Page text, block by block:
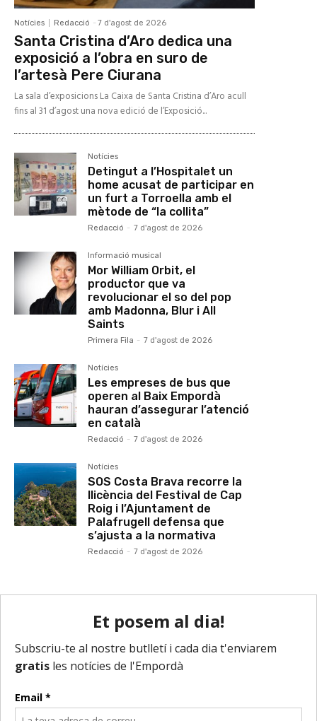
Notícies Redacció - 7 d'agost de 2026
Santa Cristina d’Aro dedica una
exposició a l’obra en suro de
l’artesà Pere Ciurana
La sala d’exposicions La Caixa de Santa Cristina d’Aro acull
fins al 31 d’agost una nova edició de l’Exposició...
Notícies
Detingut a l’Hospitalet un
home acusat de participar en
un furt a Torroella amb el
mètode de “la collita”
Redacció - 7 d'agost de 2026
Informació musical
Mor William Orbit, el
productor que va
revolucionar el so del pop
amb Madonna, Blur i All
Saints
Primera Fila - 7 d'agost de 2026
Notícies
Les empreses de bus que
operen al Baix Empordà
hauran d’assegurar l’atenció
en català
Redacció - 7 d'agost de 2026
Notícies
SOS Costa Brava recorre la
llicència del Festival de Cap
Roig i l’Ajuntament de
Palafrugell defensa que
s’ajusta a la normativa
Redacció - 7 d'agost de 2026